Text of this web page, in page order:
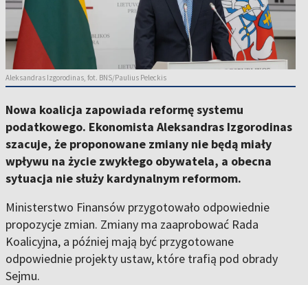
Aleksandras Izgorodinas, fot. BNS/Paulius Peleckis
Nowa koalicja zapowiada reformę systemu
podatkowego. Ekonomista Aleksandras Izgorodinas
szacuje, że proponowane zmiany nie będą miały
wpływu na życie zwykłego obywatela, a obecna
sytuacja nie służy kardynalnym reformom.
Ministerstwo Finansów przygotowało odpowiednie
propozycje zmian. Zmiany ma zaaprobować Rada
Koalicyjna, a później mają być przygotowane
odpowiednie projekty ustaw, które trafią pod obrady
Sejmu.